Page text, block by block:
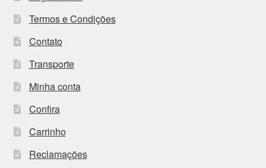
Termos e Condições
Contato
Transporte
Minha conta
Confira
Carrinho
Reclamações